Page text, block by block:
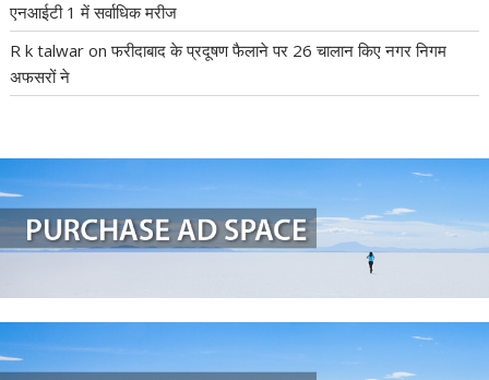
एनआईटी 1 में सर्वाधिक मरीज
R k talwar onफरीदाबाद के प्रदूषण फैलाने पर 26 चालान किए नगर निगम
अफसरों ने